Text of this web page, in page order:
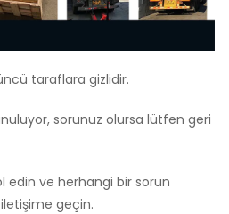
taraflara gizlidir.
sorunuz olursa lütfen geri
edin ve herhangi bir sorun
geçin.